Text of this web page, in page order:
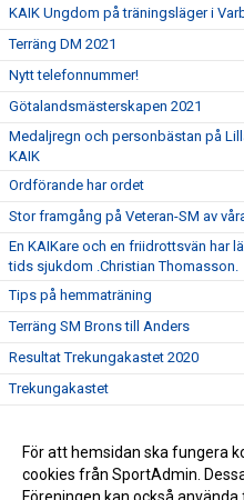
KAIK Ungdom på träningsläger i
Terräng DM 2021
Nytt telefonnummer!
Götalandsmästerskapen 2021
Medaljregn och personbästan på
KAIK
Ordförande har ordet
Stor framgång på Veteran-SM av
En KAIKare och en friidrottsvän har
tids sjukdom .Christian Thomasson.
Tips på hemmaträning
Terräng SM Brons till Anders
Resultat Trekungakastet 2020
Trekungakastet
Trekungakastet genomförs
Trekungamötet 2020 är inställt
För att hemsidan ska fungera
cookies från SportAdmin.